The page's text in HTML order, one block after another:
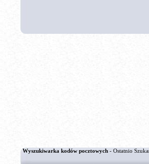
Wyszukiwarka kodów pocztowych - Ostatnio